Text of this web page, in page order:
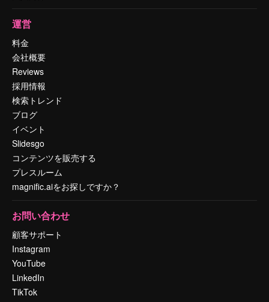
運営
料金
会社概要
Reviews
採用情報
検索トレンド
ブログ
イベント
Slidesgo
コンテンツを販売する
プレスルーム
magnific.aiをお探しですか？
お問い合わせ
顧客サポート
Instagram
YouTube
LinkedIn
TikTok